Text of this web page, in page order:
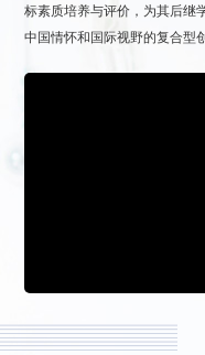
标素质培养与评价，为其后继
中国情怀和国际视野的复合型